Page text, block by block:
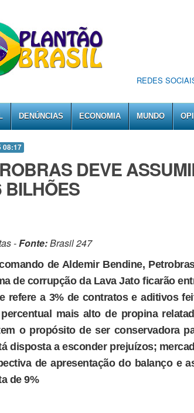
REDES
DENÚNCIAS ECONOMIA MUNDO
08:17
DEVE
BILHÕES
-Fonte:Brasil 247
de Aldemir Bendine,
de corrupção da Lava Jato ficarão
refere a 3% de contratos e aditivos
mais alto de propina
o propósito de ser conservadora
disposta a esconder prejuízos;
de apresentação do balanço e
de 9%